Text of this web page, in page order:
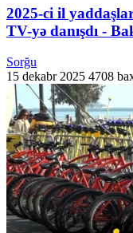
2025-ci il
TV-yə danışdı -
Sorğu
15 dekabr 2025 4708